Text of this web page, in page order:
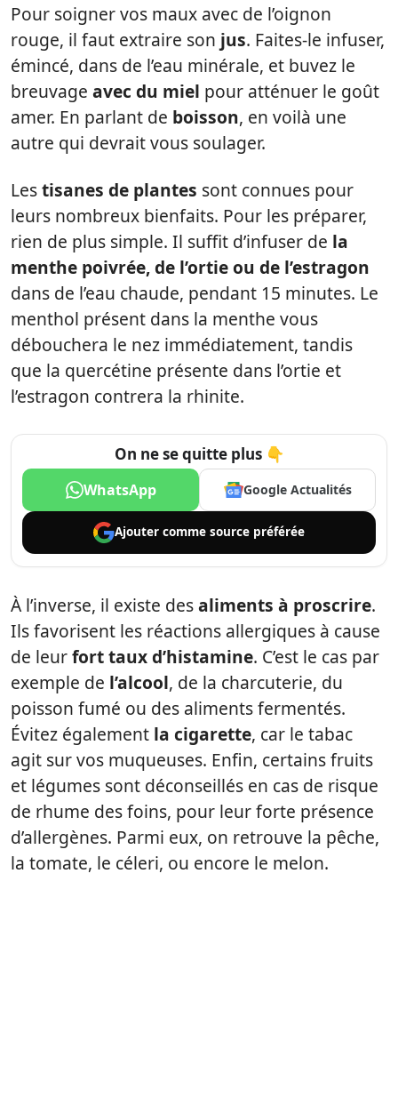
Pour soigner vos maux avec de l’oignon
rouge, il faut extraire son jus. Faites-le infuser,
émincé, dans de l’eau minérale, et buvez le
breuvage avec du miel pour atténuer le goût
amer. En parlant de boisson, en voilà une
autre qui devrait vous soulager.
Lestisanes de plantes sont connues pour
leurs nombreux bienfaits. Pour les préparer,
rien de plus simple. Il suffit d’infuser de la
menthe poivrée, de l’ortie ou de l’estragon
dans de l’eau chaude, pendant 15 minutes. Le
menthol présent dans la menthe vous
débouchera le nez immédiatement, tandis
que la quercétine présente dans l’ortie et
l’estragon contrera la rhinite.
On ne se quitte plus 👇
WhatsApp Google Actualités
Ajouter comme source préférée
À l’inverse, il existe desaliments à proscrire.
Ils favorisent les réactions allergiques à cause
de leurfort taux d’histamine. C’est le cas par
exemple de l’alcool, de la charcuterie, du
poisson fumé ou des aliments fermentés.
Évitez également la cigarette, car le tabac
agit sur vos muqueuses. Enfin, certains fruits
et légumes sont déconseillés en cas de risque
de rhume des foins, pour leur forte présence
d’allergènes. Parmi eux, on retrouve la pêche,
la tomate, le céleri, ou encore le melon.